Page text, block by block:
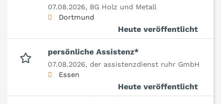
07.08.2026, BG Holz und Metall
Dortmund
Heute veröffentlicht
persönliche Assistenz*
07.08.2026, der assistenzdienst ruhr GmbH
Essen
Heute veröffentlicht